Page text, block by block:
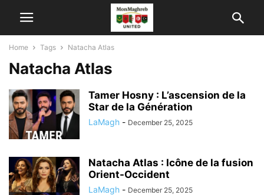
Home Tags Natacha Atlas
Natacha Atlas
Tamer Hosny : L’ascension de la
Star de la Génération
LaMagh - December 25, 2025
Natacha Atlas : Icône de la fusion
Orient-Occident
LaMagh - December 25, 2025